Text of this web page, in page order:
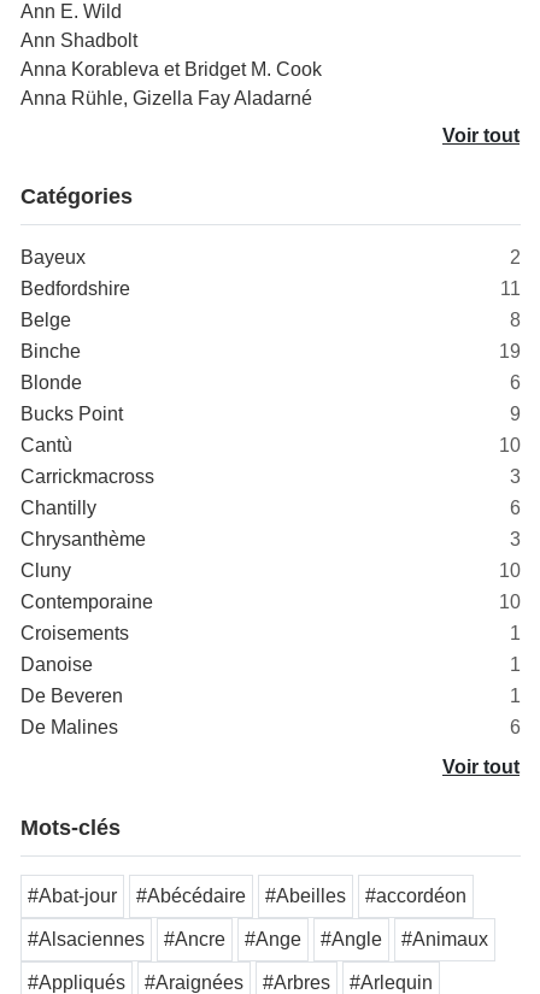
Ann E. Wild
Ann Shadbolt
Anna Korableva et Bridget M. Cook
Anna Rühle, Gizella Fay Aladarné
Voir tout
Catégories
Bayeux
2
Bedfordshire
11
Belge
8
Binche
19
Blonde
6
Bucks Point
9
Cantù
10
Carrickmacross
3
Chantilly
6
Chrysanthème
3
Cluny
10
Contemporaine
10
Croisements
1
Danoise
1
De Beveren
1
De Malines
6
Voir tout
Mots-clés
#Abat-jour #Abécédaire #Abeilles #accordéon
#Alsaciennes #Ancre #Ange #Angle #Animaux
#Appliqués #Araignées #Arbres #Arlequin